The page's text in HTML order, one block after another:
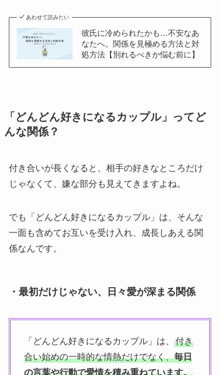
あわせて読みたい
彼氏に冷められたかも…不安なあ
なたへ。関係を見極める方法と対
処方法【別れるべきか悩む前に】
「どんどん好きになるカップル」ってど
んな関係？
付き合いが長くなると、相手の好きなところだけ
じゃなくて、嫌な部分も見えてきますよね。
でも「どんどん好きになるカップル」は、そんな
一面も含めてお互いを受け入れ、成長しあえる関
係なんです。
・最初だけじゃない、日々愛が深まる関係
「どんどん好きになるカップル」は、 付き
合い始めの一時的な情熱だけでなく、毎日
の言葉や行動で愛情を積み重ねています。